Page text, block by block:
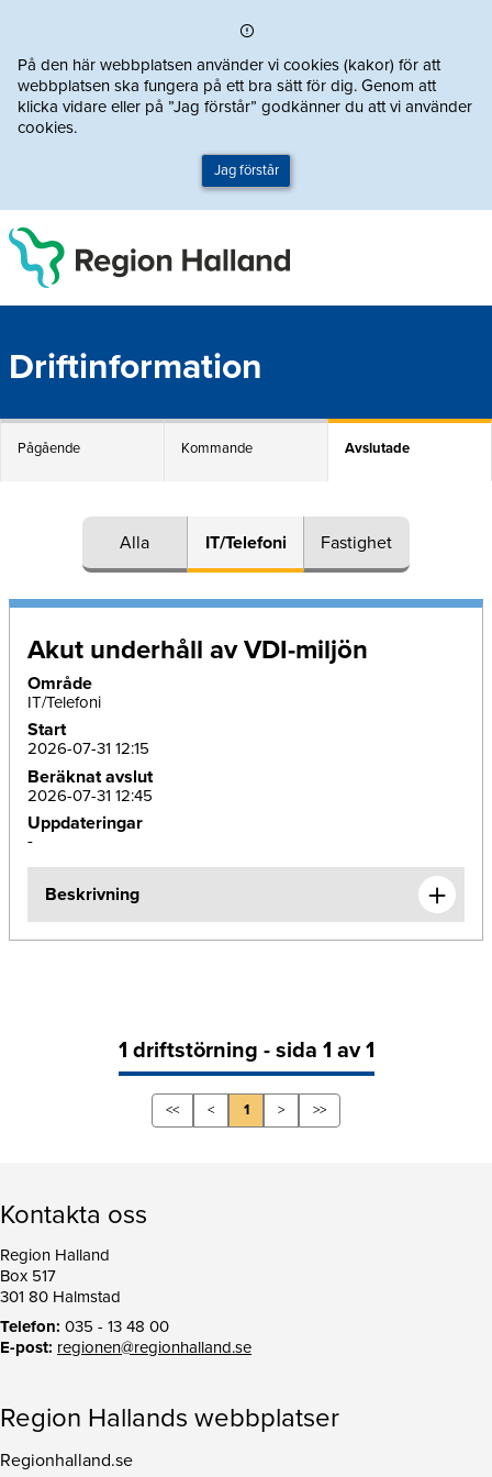
På den här webbplatsen använder vi cookies (kakor) för att
webbplatsen ska fungera på ett bra sätt för dig. Genom att
klicka vidare eller på ”Jag förstår” godkänner du att vi använder
cookies.
Jag förstår
Driftinformation
Pågående Kommande Avslutade
Alla IT/Telefoni Fastighet
Akut underhåll av VDI-miljön
Område
IT/Telefoni
Start
2026-07-31 12:15
Beräknat avslut
2026-07-31 12:45
Uppdateringar
-
Beskrivning
1 driftstörning - sida 1 av 1
<< < 1 > >>
Kontakta oss
Region Halland
Box 517
301 80 Halmstad
Telefon: 035 - 13 48 00
E-post: regionen@regionhalland.se
Region Hallands webbplatser
Regionhalland.se